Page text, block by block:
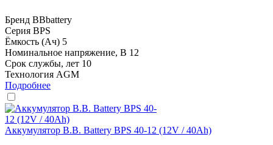
Бренд BBbattery
Серия BPS
Ёмкость (Ач) 5
Номинальное напряжение, В 12
Срок службы, лет 10
Технология AGM
Подробнее
Аккумулятор B.B. Battery BPS 40-12 (12V / 40Ah)